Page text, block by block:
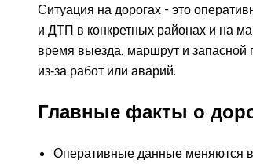
Ситуация на дорогах - это
и ДТП в конкретных районах и на
время выезда, маршрут и запасной
из‑за работ или аварий.
Главные факты о
Оперативные данные меняются